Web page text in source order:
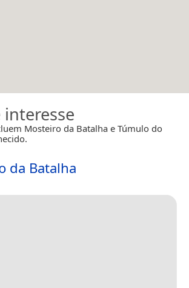
interesse
Mosteiro da Batalha e Túmulo do
da Batalha